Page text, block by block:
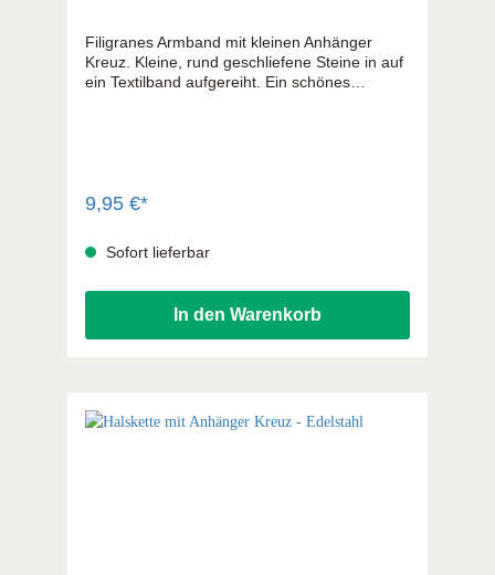
Filigranes Armband mit kleinen Anhänger
Kreuz. Kleine, rund geschliefene Steine in auf
ein Textilband aufgereiht. Ein schönes
9,95 €*
Sofort lieferbar
In den Warenkorb